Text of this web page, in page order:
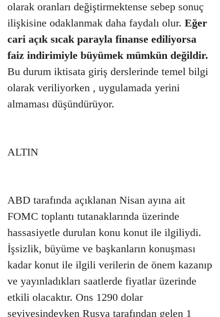
olarak oranları değiştirmektense sebep sonuç
ilişkisine odaklanmak daha faydalı olur. Eğer
cari açık sıcak parayla finanse ediliyorsa
faiz indirimiyle büyümek mümkün değildir.
Bu durum iktisata giriş derslerinde temel bilgi
olarak veriliyorken , uygulamada yerini
almaması düşündürüyor.
ALTIN
ABD tarafında açıklanan Nisan ayına ait
FOMC toplantı tutanaklarında üzerinde
hassasiyetle durulan konu konut ile ilgiliydi.
İşsizlik, büyüme ve başkanların konuşması
kadar konut ile ilgili verilerin de önem kazanıp
ve yayınladıkları saatlerde fiyatlar üzerinde
etkili olacaktır. Ons 1290 dolar
seviyesindeyken Rusya tarafından gelen 1